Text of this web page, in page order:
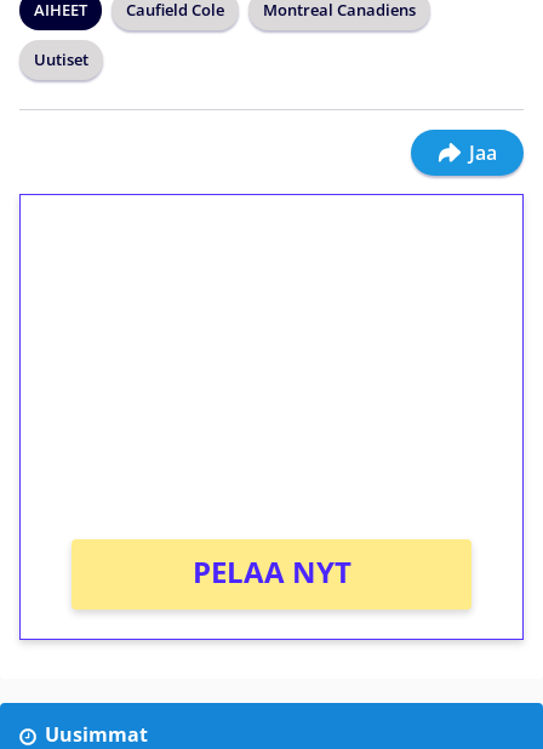
AIHEET Caufield Cole Montreal Canadiens
Uutiset
Jaa
PELAA NYT
Uusimmat